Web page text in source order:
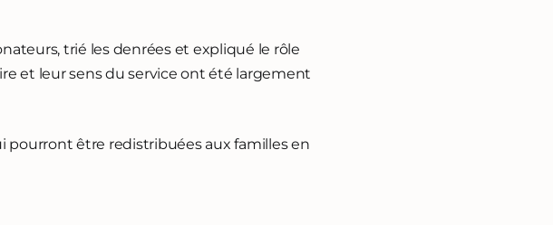
trié les denrées et expliqué le rôle
et leur sens du service ont été largement
pourront être redistribuées aux familles en